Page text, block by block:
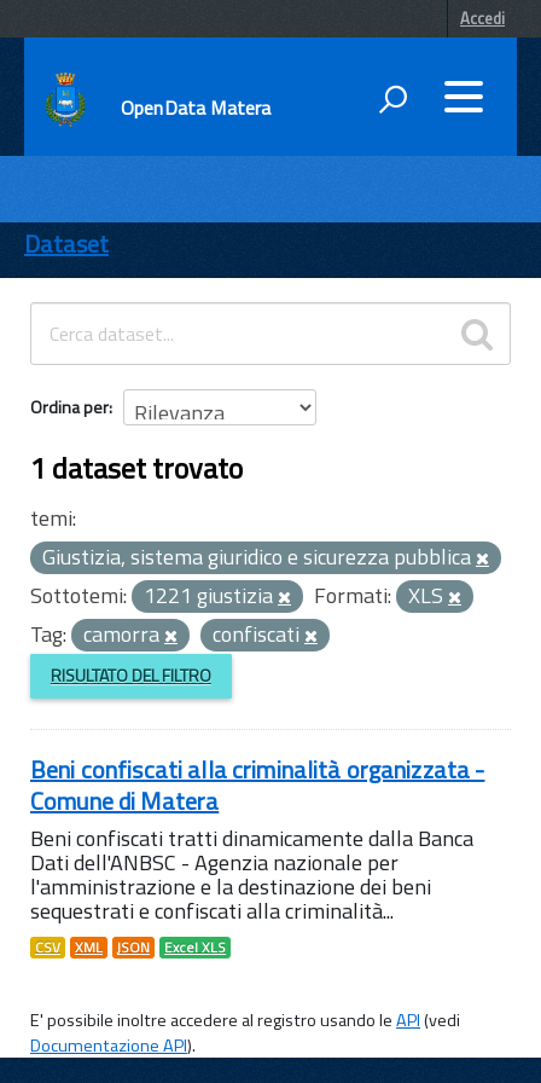
Accedi
OpenData Matera
ENTI
TEMI
INFORMAZIONI
Dataset
Ordina per
1 dataset trovato
temi:
Giustizia, sistema giuridico e sicurezza pubblica
Sottotemi:
1221 giustizia Formati: XLS
Tag: camorra confiscati
RISULTATO DEL FILTRO
Beni confiscati alla criminalità organizzata -
Comune di Matera
Beni confiscati tratti dinamicamente dalla Banca
Dati dell'ANBSC - Agenzia nazionale per
l'amministrazione e la destinazione dei beni
sequestrati e confiscati alla criminalità...
CSV XML JSON Excel XLS
E' possibile inoltre accedere al registro usando leAPI(vedi
Documentazione API).